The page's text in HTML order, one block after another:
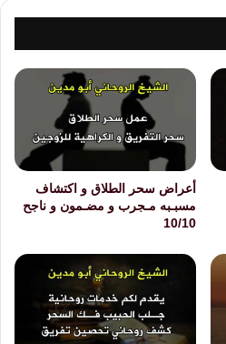
أعراض سحر الطلاق و اكتشاف
مسبـبه مـجرب و مضـمون و ناجح
10/10